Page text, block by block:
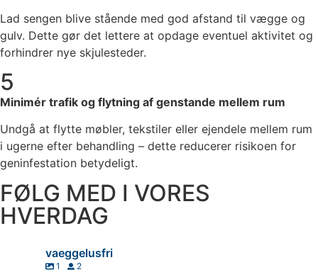
Lad sengen blive stående med god afstand til vægge og
gulv. Dette gør det lettere at opdage eventuel aktivitet og
forhindrer nye skjulesteder.
5
Minimér trafik og flytning af genstande mellem rum
Undgå at flytte møbler, tekstiler eller ejendele mellem rum
i ugerne efter behandling – dette reducerer risikoen for
geninfestation betydeligt.
FØLG MED I VORES
HVERDAG
vaeggelusfri
1 2